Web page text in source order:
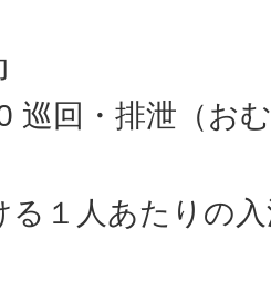
巡回・排泄（お
る１人あたりの